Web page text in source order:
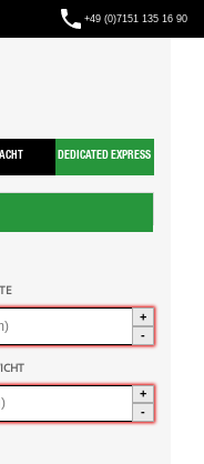
+49 (0)7151 135 16 90
DEDICATED EXPRESS
+
-
+
-